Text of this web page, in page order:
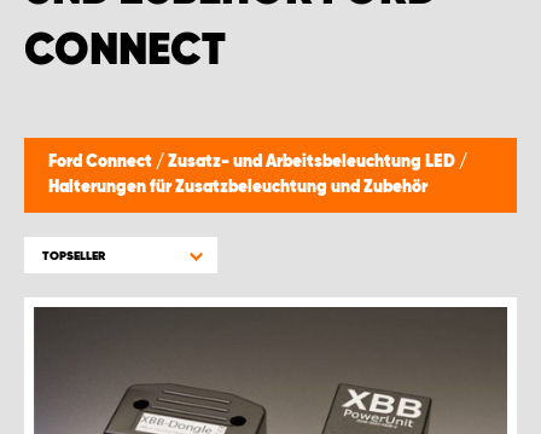
CONNECT
Ford Connect / Zusatz- und Arbeitsbeleuchtung LED /
Halterungen für Zusatzbeleuchtung und Zubehör
TOPSELLER